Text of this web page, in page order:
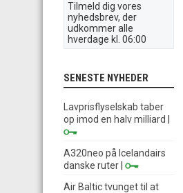
Tilmeld dig vores
nyhedsbrev, der
udkommer alle
hverdage kl. 06:00
SENESTE NYHEDER
Lavprisflyselskab taber
op imod en halv milliard
A320neo på Icelandairs
danske ruter
Air Baltic tvunget til at